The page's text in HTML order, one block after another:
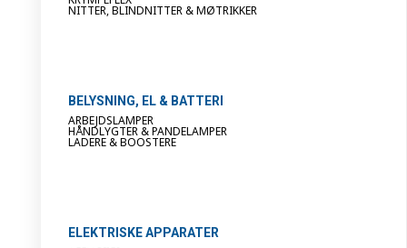
NITTER, BLINDNITTER & MØTRIKKER
BELYSNING, EL & BATTERI
ARBEJDSLAMPER
HÅNDLYGTER & PANDELAMPER
LADERE & BOOSTERE
ELEKTRISKE APPARATER